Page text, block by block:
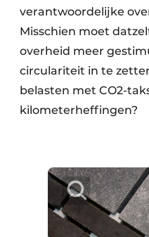
verantwoordelijke
Misschien moet
overheid meer
circulariteit in te
belasten met CO2-
kilometerheffingen?